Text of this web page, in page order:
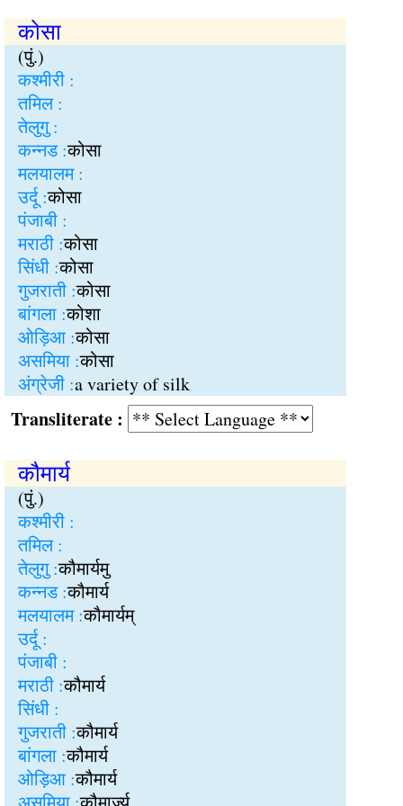
कोसा
(पुं.)
कश्मीरी :
तमिल :
तेलुगु :
कन्नड :कोसा
मलयालम :
उर्दू :कोसा
पंजाबी :
मराठी :कोसा
सिंधी :कोसा
गुजराती :कोसा
बांगला :कोशा
ओड़िआ :कोसा
असमिया :कोसा
अंग्रेजी :a variety of silk
:
कौमार्य
(पुं.)
कश्मीरी :
तमिल :
तेलुगु :कौमार्यमु
कन्नड :कौमार्य
मलयालम :कौमार्यम्
उर्दू :
पंजाबी :
मराठी :कौमार्य
सिंधी :
गुजराती :कौमार्य
बांगला :कौमार्य
ओड़िआ :कौमार्य